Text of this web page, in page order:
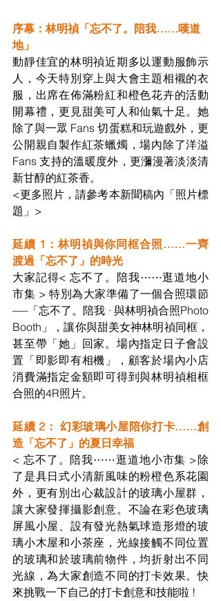
序幕：林明禎「忘不了。陪我……嘆道
地」
動靜佳宜的林明禎近期多以運動服飾示
人，今天特別穿上與大會主題相襯的衣
服，出席在佈滿粉紅和橙色花卉的活動
開幕禮，更見甜美可人和仙氣十足。她
除了與一眾 Fans 切蛋糕和玩遊戲外，更
公開親自製作紅茶蠟燭 ，場內除了洋溢
Fans 支持的溫暖度外，更瀰漫著淡淡清
新甘醇的紅茶香。
<更多照片，請參考本新聞稿內「照片標
題」>
延續 1：林明禎與你同框合照……一齊
渡過「忘不了」的時光
大家記得< 忘不了。陪我⋯⋯逛道地小
市集 > 特別為大家
──「忘不了。陪我 · 與林明禎合照Photo
Booth」，讓你與甜美女神林明禎同框，
甚至帶「她」回家。場內指定日子會設
置「即影即有相機」，顧客於場內小店
消費滿指定金額即可得到與林明禎相框
合照的4R照片。
延續 2： 幻彩玻璃小屋陪你打卡……創
造「忘不了」的夏日幸福
< 忘不了。陪我⋯⋯逛道地小市集 >除
了是具日式小清新風味的粉橙色系花園
外，更有別出心裁設計的玻璃小屋群，
讓大家發揮攝影創意。不論在彩色玻璃
屏風小屋、設有發光熱氣球造形燈的玻
璃小木屋和小茶座，光線接觸不同位置
的玻璃和於玻璃前物件，均折射出不同
光線，為大家創造不同的打卡效果。快
來挑戰一下自己的打卡創意和技能啦 !